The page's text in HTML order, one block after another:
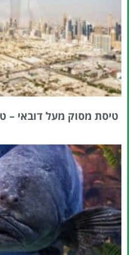
טיסת מסוק מעל דובאי –